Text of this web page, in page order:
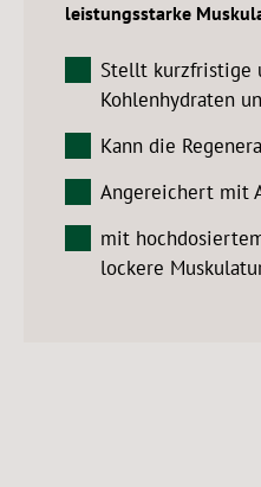
leistungsstarke
Stellt kurzfristige
Kohlenhydraten
Kann die
Angereichert mit
mit
lockere